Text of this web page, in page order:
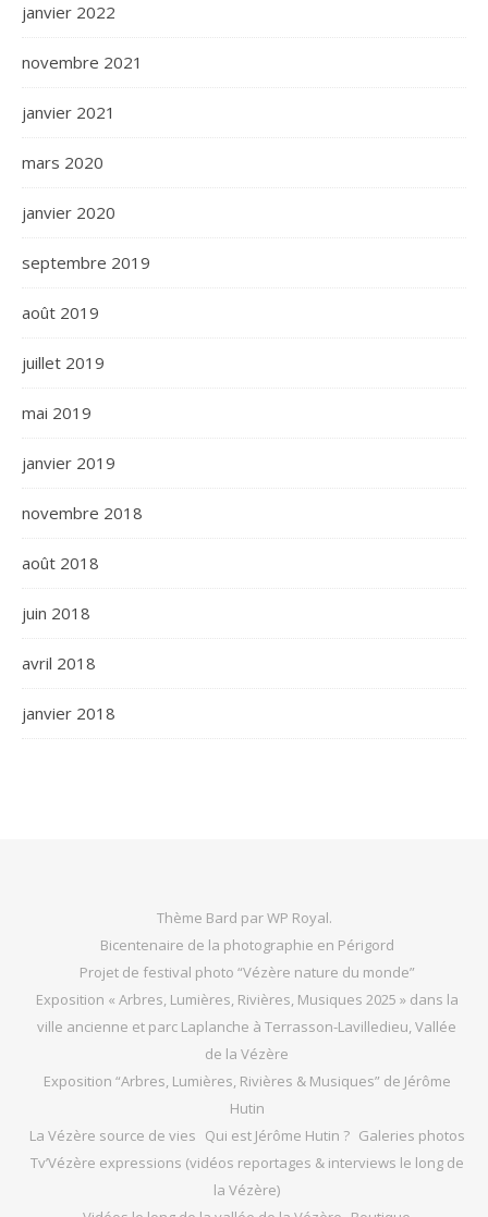
janvier 2022
novembre 2021
janvier 2021
mars 2020
janvier 2020
septembre 2019
août 2019
juillet 2019
mai 2019
janvier 2019
novembre 2018
août 2018
juin 2018
avril 2018
janvier 2018
Thème Bard parWP Royal.
Bicentenaire de la photographie en Périgord
Projet de festival photo “Vézère nature du monde”
Exposition « Arbres, Lumières, Rivières, Musiques 2025 » dans la
ville ancienne et parc Laplanche à Terrasson-Lavilledieu, Vallée
de la Vézère
Exposition “Arbres, Lumières, Rivières & Musiques” de Jérôme
Hutin
La Vézère source de vies Qui est Jérôme Hutin ? Galeries photos
Tv’Vézère expressions (vidéos reportages & interviews le long de
la Vézère)